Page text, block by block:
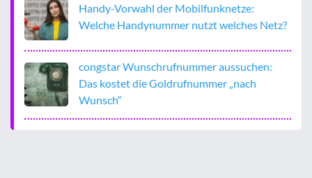
Handy-Vorwahl der Mobilfunknetze:
Welche Handynummer nutzt welches Netz?
congstar Wunschrufnummer aussuchen:
Das kostet die Goldrufnummer „nach
Wunsch“